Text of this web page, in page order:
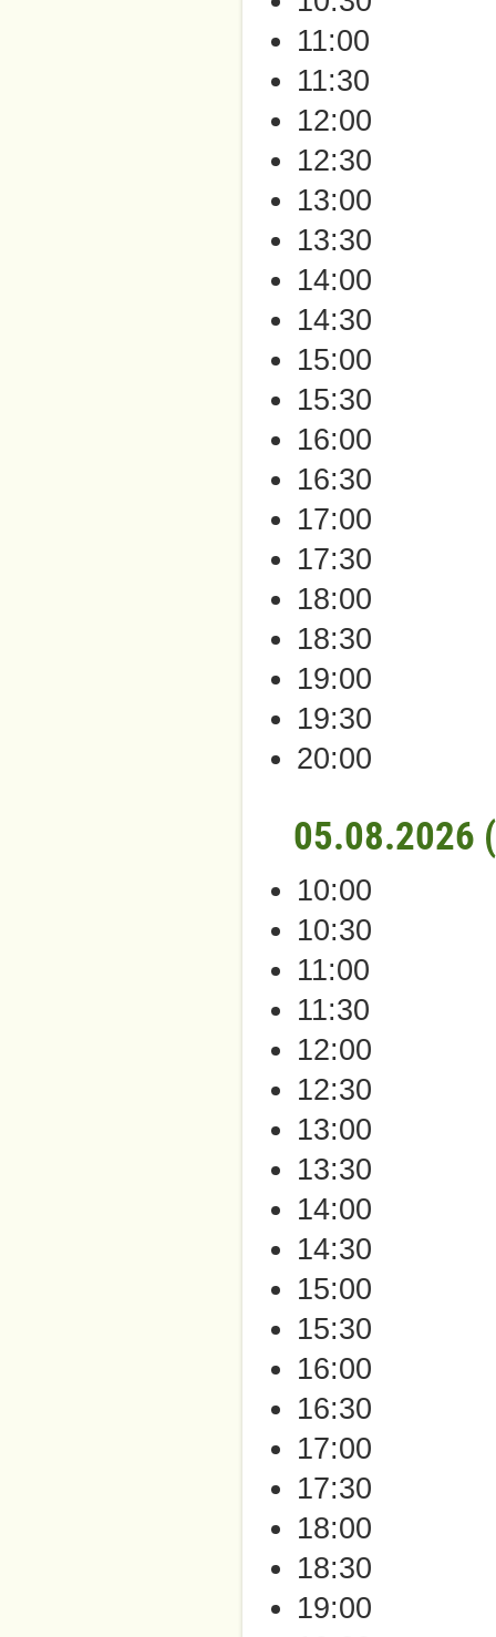
11:00
11:30
12:00
12:30
13:00
13:30
14:00
14:30
15:00
15:30
16:00
16:30
17:00
17:30
18:00
18:30
19:00
19:30
20:00
05.08.2026
10:00
10:30
11:00
11:30
12:00
12:30
13:00
13:30
14:00
14:30
15:00
15:30
16:00
16:30
17:00
17:30
18:00
18:30
19:00